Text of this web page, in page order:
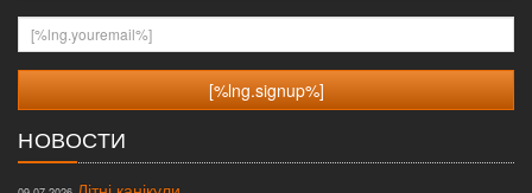
[%lng.youremail%]
НОВОСТИ